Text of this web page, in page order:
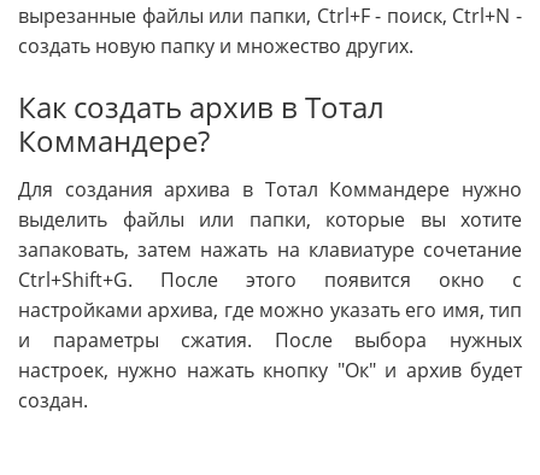
вырезанные файлы или папки, Ctrl+F - поиск, Ctrl+N -
создать новую папку и множество других.
Как создать архив в Тотал
Коммандере?
Для создания архива в Тотал Коммандере нужно
выделить файлы или папки, которые вы хотите
запаковать, затем нажать на клавиатуре сочетание
Ctrl+Shift+G. После этого появится окно с
настройками архива, где можно указать его имя, тип
и параметры сжатия. После выбора нужных
настроек, нужно нажать кнопку "Ок" и архив будет
создан.